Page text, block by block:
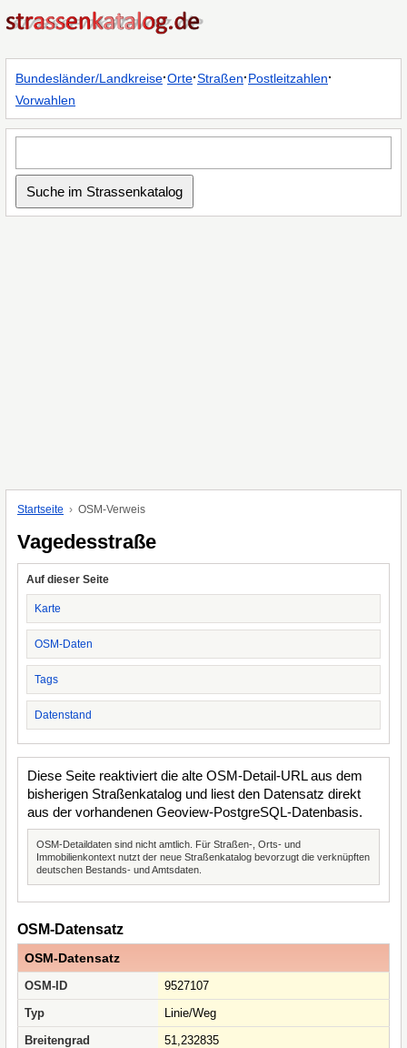
Bundesländer/Landkreise·Orte·Straßen·Postleitzahlen·
Vorwahlen
Startseite OSM-Verweis
Vagedesstraße
Auf dieser Seite
Karte
OSM-Daten
Tags
Datenstand
Diese Seite reaktiviert die alte OSM-Detail-URL aus dem
bisherigen Straßenkatalog und liest den Datensatz direkt
aus der vorhandenen Geoview-PostgreSQL-Datenbasis.
OSM-Detaildaten sind nicht amtlich. Für Straßen-, Orts- und
Immobilienkontext nutzt der neue Straßenkatalog bevorzugt die verknüpften
deutschen Bestands- und Amtsdaten.
OSM-Datensatz
OSM-Datensatz
OSM-ID
9527107
Typ
Linie/Weg
Breitengrad
51,232835